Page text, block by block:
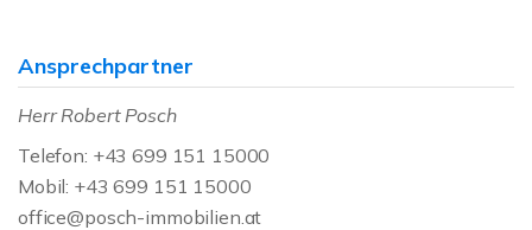
Ansprechpartner
Herr Robert Posch
Telefon: +43 699 151 15000
Mobil: +43 699 151 15000
office@posch-immobilien.at